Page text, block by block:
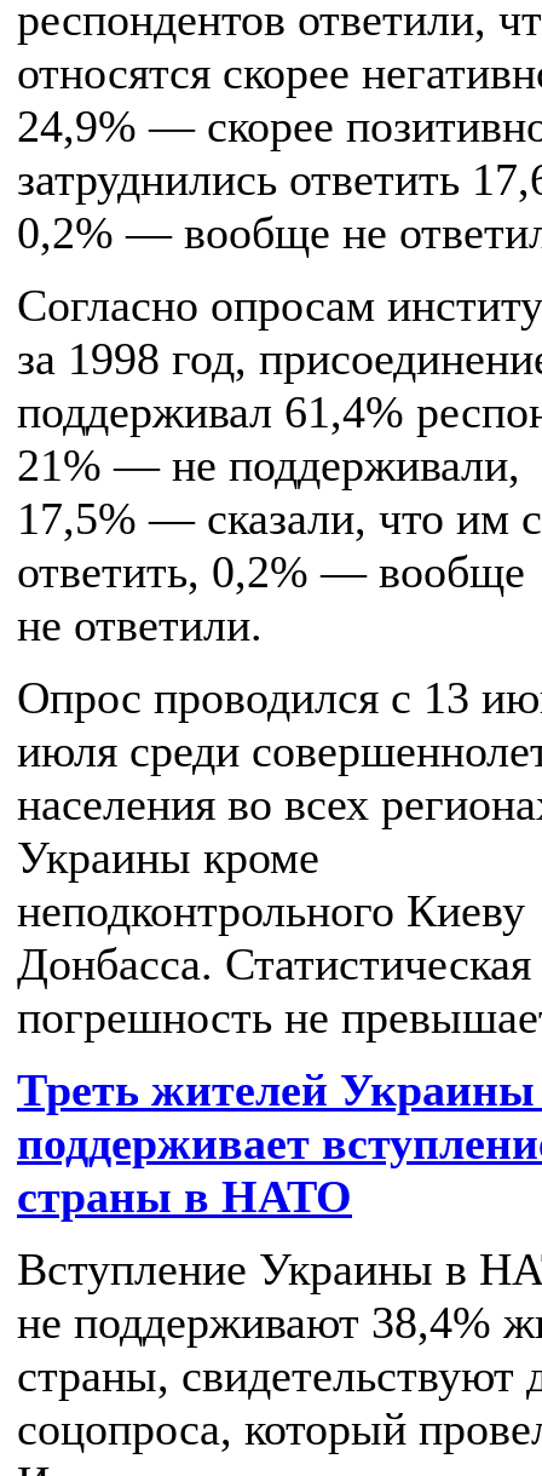
респондентов ответили,
относятся скорее
24,9% — скорее
затруднились ответить
0,2% — вообще не
Согласно опросам
за 1998 год,
поддерживал 61,4%
21% — не поддерживали,
17,5% — сказали, что им
ответить, 0,2% — вообще
не ответили.
Опрос проводился с 13
июля среди
населения во всех
Украины кроме
неподконтрольного Киеву
Донбасса. Статистическая
погрешность не
Треть жителей Украины
поддерживает
страны в НАТО
Вступление Украины в
не поддерживают 38,4%
страны, свидетельствуют
соцопроса, который